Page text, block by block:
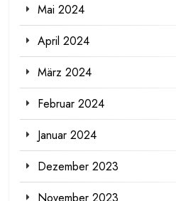
Mai 2024
April 2024
März 2024
Februar 2024
Januar 2024
Dezember 2023
November 2023